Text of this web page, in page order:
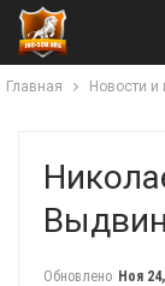
Главная Новости и
Обновлено Ноя